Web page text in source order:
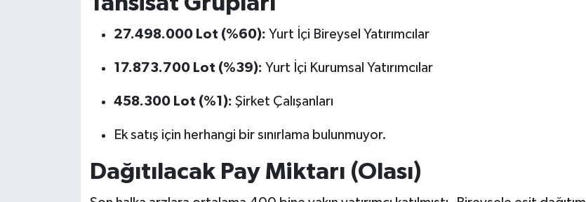
27.498.000 Lot (%60): Yurt İçi Bireysel Yatırımcılar
17.873.700 Lot (%39): Yurt İçi Kurumsal Yatırımcılar
458.300 Lot (%1): Şirket Çalışanları
Ek satış için herhangi bir sınırlama bulunmuyor.
Dağıtılacak Pay Miktarı (Olası)